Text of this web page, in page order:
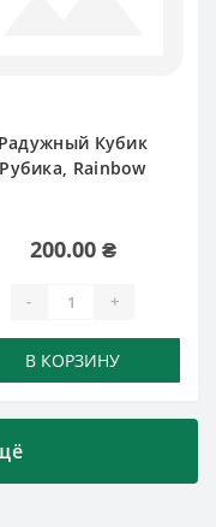
Радужный Кубик
Рубика, Rainbow
200.00 ₴
- +
В КОРЗИНУ